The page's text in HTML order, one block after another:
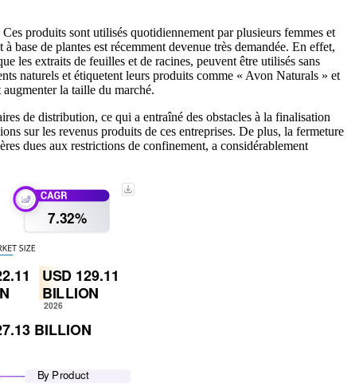
produits sont utilisés quotidiennement par plusieurs femmes et
base de plantes est récemment devenue très demandée. En effet,
les extraits de feuilles et de racines, peuvent être utilisés sans
naturels et étiquetent leurs produits comme « Avon Naturals » et
la taille du marché.
de distribution, ce qui a entraîné des obstacles à la finalisation
sur les revenus produits de ces entreprises. De plus, la fermeture
dues aux restrictions de confinement, a considérablement